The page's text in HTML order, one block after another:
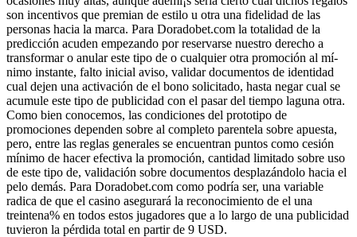
son incentivos que premian de estilo u otra una fidelidad de las
personas hacia la marca. Para Doradobet.com la totalidad de la
predicción acuden empezando por reservarse nuestro derecho a
transformar o anular este tipo de o cualquier otra promoción al mí­
nimo instante, falto inicial aviso, validar documentos de identidad
cual dejen una activación de el bono solicitado, hasta negar cual se
acumule este tipo de publicidad con el pasar del tiempo laguna otra.
Como bien conocemos, las condiciones del prototipo de
promociones dependen sobre al completo parentela sobre apuesta,
pero, entre las reglas generales se encuentran puntos como cesión
mínimo de hacer efectiva la promoción, cantidad limitado sobre uso
de este tipo de, validación sobre documentos desplazándolo hacia el
pelo demás. Para Doradobet.com como podrí­a ser, una variable
radica de que el casino asegurará la reconocimiento de el una
treintena% en todos estos jugadores que a lo largo de una publicidad
tuvieron la pérdida total en partir de 9 USD.